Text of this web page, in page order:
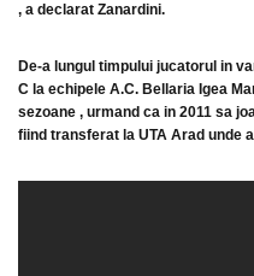
, a declarat Zanardini.
De-a lungul timpului jucatorul in
C la echipele A.C. Bellaria Igea
sezoane , urmand ca in 2011 sa
fiind transferat la UTA Arad unde